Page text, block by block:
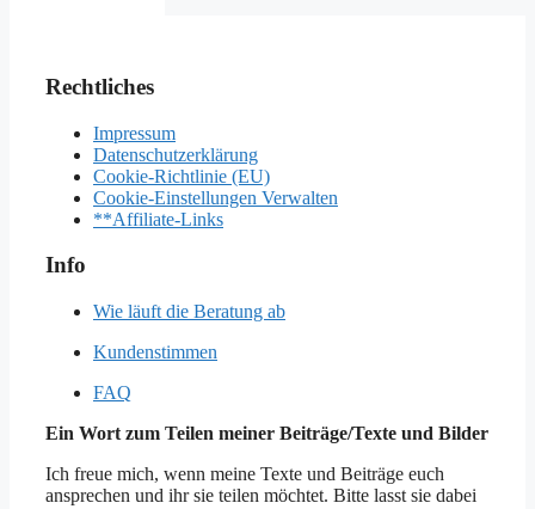
Rechtliches
Impressum
Datenschutzerklärung
Cookie-Richtlinie (EU)
Cookie-Einstellungen Verwalten
**Affiliate-Links
Info
Wie läuft die Beratung ab
Kundenstimmen
FAQ
Ein Wort zum Teilen meiner Beiträge/Texte und Bilder
Ich freue mich, wenn meine Texte und Beiträge euch
ansprechen und ihr sie teilen möchtet. Bitte lasst sie dabei